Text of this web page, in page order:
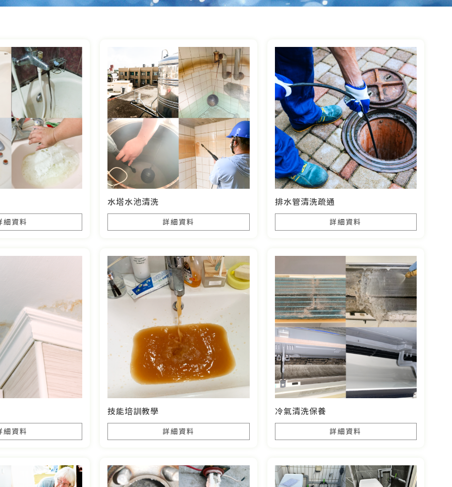
細資料
水塔水池清洗
詳細資料
排水管清洗疏通
詳細資料
細資料
技能培訓教學
詳細資料
冷氣清洗保養
詳細資料